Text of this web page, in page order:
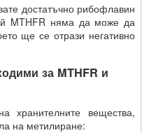
достатъчно рибофлавин
MTHFR няма да може да
ще се отрази негативно
за MTHFR и
вещества,
на метилиране: